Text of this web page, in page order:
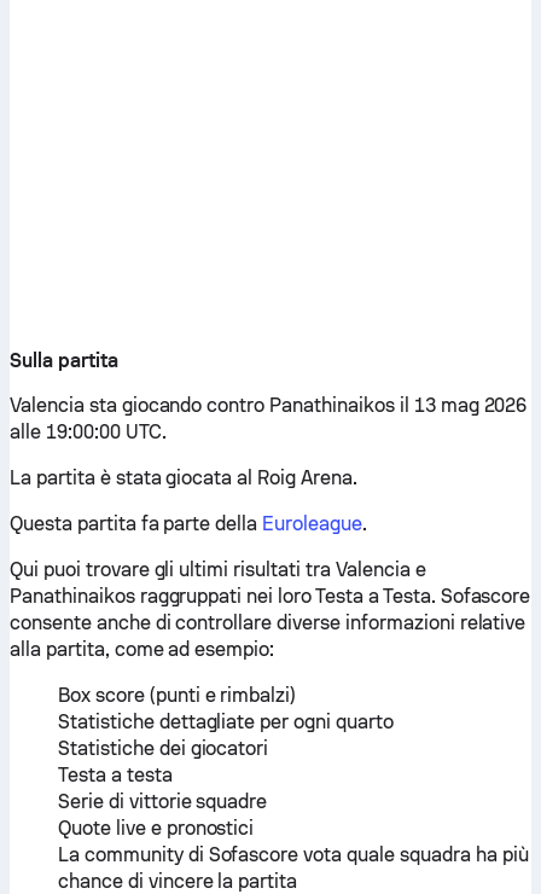
Sulla partita
Valencia sta giocando contro Panathinaikos il 13 mag 2026
alle 19:00:00 UTC.
La partita è stata giocata al Roig Arena.
Questa partita fa parte della Euroleague.
Qui puoi trovare gli ultimi risultati tra Valencia e
Panathinaikos raggruppati nei loro Testa a Testa. Sofascore
consente anche di controllare diverse informazioni relative
alla partita, come ad esempio:
Box score (punti e rimbalzi)
Statistiche dettagliate per ogni quarto
Statistiche dei giocatori
Testa a testa
Serie di vittorie squadre
Quote live e pronostici
La community di Sofascore vota quale squadra ha più
chance di vincere la partita